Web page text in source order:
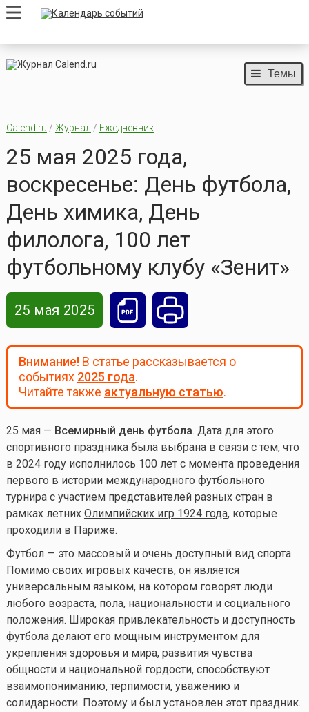
Темы
Calend.ru / Журнал / Ежедневник
25 мая 2025 года,
воскресенье: День футбола,
День химика, День
филолога, 100 лет
футбольному клубу «Зенит»
25 мая 2025
Внимание!В статье рассказывается о
событиях 2025 года.
Читайте также актуальную статью.
25 мая — Всемирный день футбола. Дата для этого
спортивного праздника была выбрана в связи с тем, что
в 2024 году исполнилось 100 лет с момента проведения
первого в истории международного футбольного
турнира с участием представителей разных стран в
рамках летних Олимпийских игр 1924 года, которые
проходили в Париже.
Футбол — это массовый и очень доступный вид спорта.
Помимо своих игровых качеств, он является
универсальным языком, на котором говорят люди
любого возраста, пола, национальности и социального
положения. Широкая привлекательность и доступность
футбола делают его мощным инструментом для
укрепления здоровья и мира, развития чувства
общности и национальной гордости, способствуют
взаимопониманию, терпимости, уважению и
солидарности. Поэтому и был установлен этот праздник.